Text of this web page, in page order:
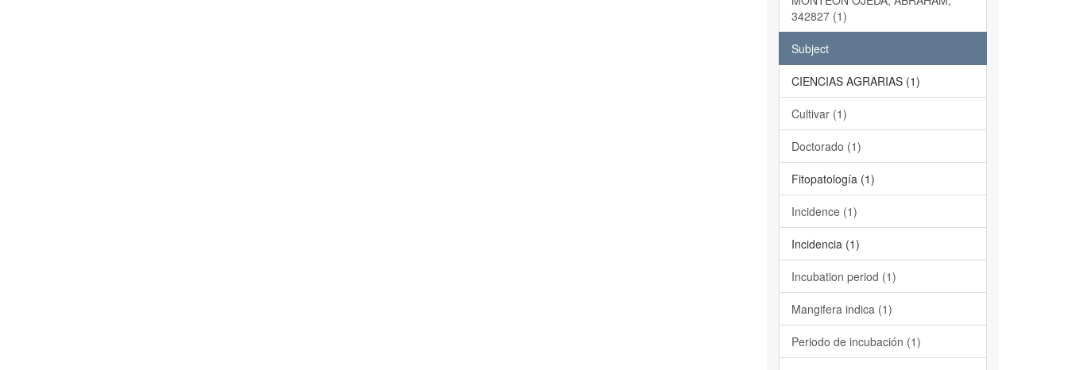
342827 (1)
Subject
CIENCIAS AGRARIAS (1)
Cultivar (1)
Doctorado (1)
Fitopatología (1)
Incidence (1)
Incidencia (1)
Incubation period (1)
Mangifera indica (1)
Periodo de incubación (1)